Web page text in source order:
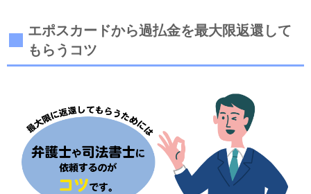
エポスカードから過払金を最大限返還して
もらうコツ